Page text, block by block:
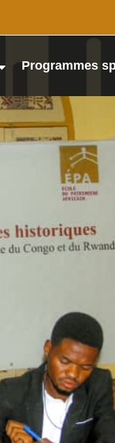
Programmes